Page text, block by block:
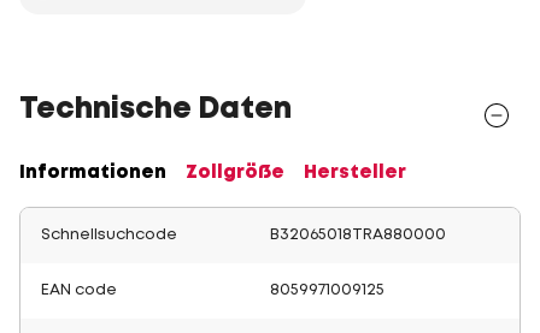
Technische Daten
Informationen Zollgröße Hersteller
Schnellsuchcode B32065018TRA880000
EAN code 8059971009125